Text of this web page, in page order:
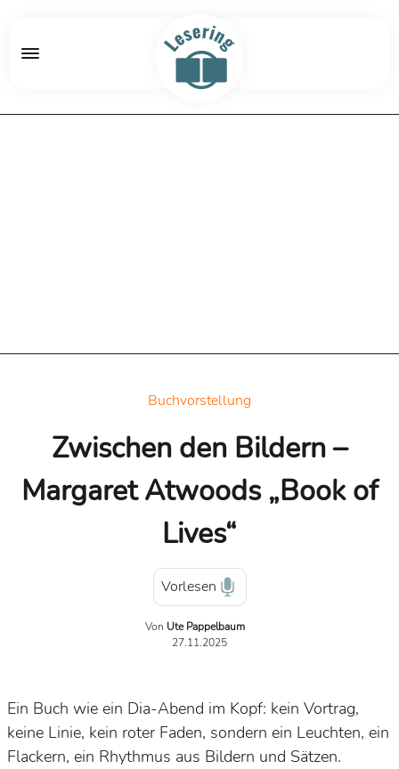
Buchvorstellung
Zwischen den Bildern –
Margaret Atwoods „Book of
Lives“
Vorlesen
Von Ute Pappelbaum
27.11.2025
Ein Buch wie ein Dia-Abend im Kopf: kein Vortrag,
keine Linie, kein roter Faden, sondern ein Leuchten, ein
Flackern, ein Rhythmus aus Bildern und Sätzen.